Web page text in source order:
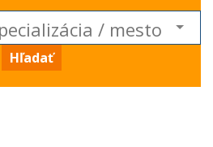
Hľadať